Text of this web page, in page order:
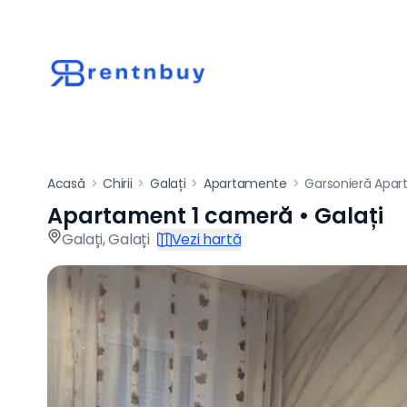
Acasă > Chirii > Galați > Apartamente > Garsonieră
Apartament de
Apartament 1 cameră • Galați
Galați,Galați Vezi hartă